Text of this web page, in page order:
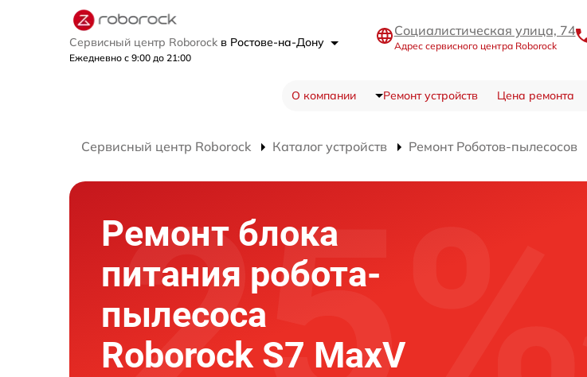
Сервисный центр Roborock в Ростове-на-Дону
Ежедневно с 9:00 до 21:00
Социалистическая улица, 74
Адрес сервисного центра Roborock
О компании Ремонт устройств Цена ремонта
Сервисный центр Roborock Каталог устройств Ремонт Роботов-пылесосов
Ремонт блока
питания робота-
пылесоса
Roborock S7 MaxV